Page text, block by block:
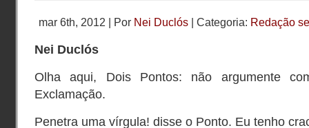
mar 6th, 2012 | Por Nei Duclós | Categoria: Redação
Nei Duclós
Olha aqui, Dois Pontos: não argumente
Exclamação.
Penetra uma vírgula! disse o Ponto. Eu tenho